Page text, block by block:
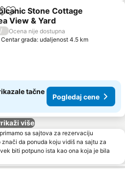
Dodati u favorite
Stone Cottage
View & Yard
/
Ocena nije dostupna
Centar grada: udaljenost 4.5 km
tačne
Pogledaj cene
više
sa sajtova za rezervaciju
znači da ponuda koju vidiš na sajtu za
biti potpuno ista kao ona koja je bila